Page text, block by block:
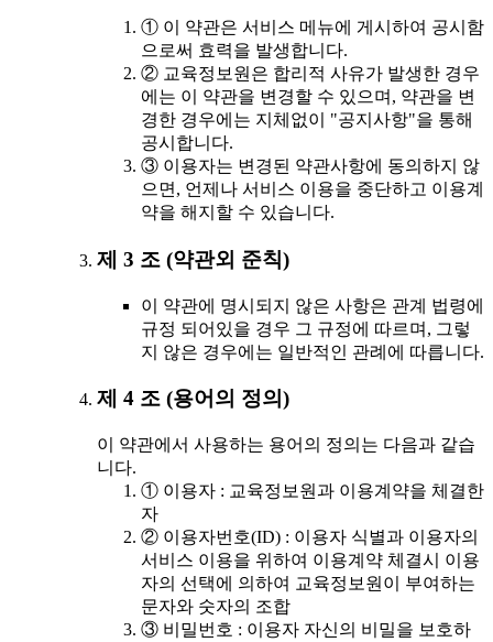
① 이 약관은 서비스 메뉴에 게시하여 공시함
으로써 효력을 발생합니다.
② 교육정보원은 합리적 사유가 발생한 경우
에는 이 약관을 변경할 수 있으며, 약관을 변
경한 경우에는 지체없이 "공지사항"을 통해
공시합니다.
③ 이용자는 변경된 약관사항에 동의하지 않
으면, 언제나 서비스 이용을 중단하고 이용계
약을 해지할 수 있습니다.
제 3 조 (약관외 준칙)
이 약관에 명시되지 않은 사항은 관계 법령에
규정 되어있을 경우 그 규정에 따르며, 그렇
지 않은 경우에는 일반적인 관례에 따릅니다.
제 4 조 (용어의 정의)
이 약관에서 사용하는 용어의 정의는 다음과 같습
니다.
① 이용자 : 교육정보원과 이용계약을 체결한
자
② 이용자번호(ID) : 이용자 식별과 이용자의
서비스 이용을 위하여 이용계약 체결시 이용
자의 선택에 의하여 교육정보원이 부여하는
문자와 숫자의 조합
③ 비밀번호 : 이용자 자신의 비밀을 보호하